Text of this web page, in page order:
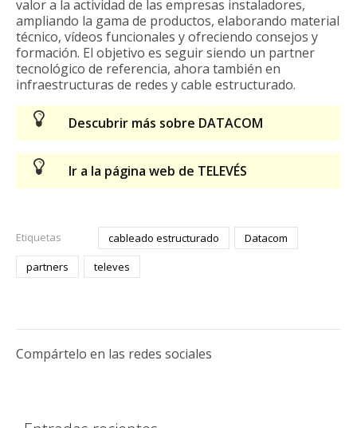
valor a la actividad de las empresas instaladores,
ampliando la gama de productos, elaborando material
técnico, vídeos funcionales y ofreciendo consejos y
formación. El objetivo es seguir siendo un partner
tecnológico de referencia, ahora también en
infraestructuras de redes y cable estructurado.
Descubrir más sobre DATACOM
Ir a la página web de TELEVÉS
Etiquetas cableado estructurado
Datacom
partners
televes
Compártelo en las redes sociales